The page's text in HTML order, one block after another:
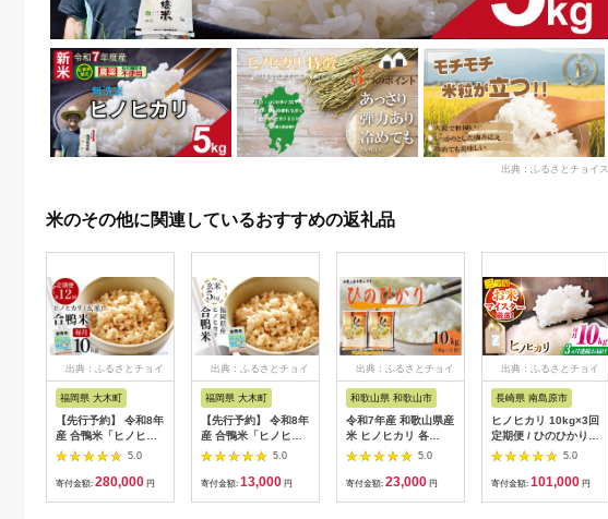
出典：ふるさとチョイス
米のその他に関連しているおすすめの返礼品
出典：ふるさとチョイ
ス
福岡県 大木町
【先行予約】 令和8年
産 合鴨米「ヒノヒカ
リ」（玄米・10kg）
定期便12回コース 数
量限定 ※令和8年10
5.0
寄付金額: 280,000 円
出典：ふるさとチョイ
ス
福岡県 大木町
【先行予約】 令和8年
産 合鴨米「ヒノヒカ
リ」（玄米・5kg）
5.0
寄付金額: 13,000 円
出典：ふるさとチョイ
ス
和歌山県 和歌山市
令和7年産 和歌山県産
米 ヒノヒカリ 各
5kg×2袋
5.0
寄付金額: 23,000 円
出典：ふるさとチョイ
ス
長崎県 南島原市
ヒノヒカリ 10kg×3回
定期便 / ひのひかり
米 お米 こめ コメ 精
米 / 南島原市 / 林田米
穀店 [SCO006]
5.0
寄付金額: 101,000 円